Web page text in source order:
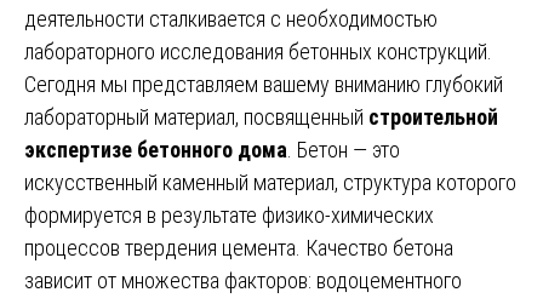
деятельности сталкивается с необходимостью
лабораторного исследования бетонных конструкций.
Сегодня мы представляем вашему вниманию глубокий
лабораторный материал, посвященный строительной
экспертизе бетонного дома . Бетон — это
искусственный каменный материал, структура которого
формируется в результате физико-химических
процессов твердения цемента. Качество бетона
зависит от множества факторов: водоцементного